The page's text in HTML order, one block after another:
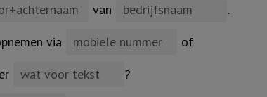
van
.
via
of
?